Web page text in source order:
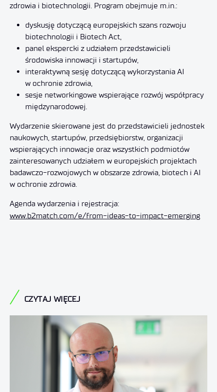
zdrowia i biotechnologii. Program obejmuje m.in.:
dyskusję dotyczącą europejskich szans rozwoju
biotechnologii i Biotech Act,
panel ekspercki z udziałem przedstawicieli
środowiska innowacji i startupów,
interaktywną sesję dotyczącą wykorzystania AI
w ochronie zdrowia,
sesje networkingowe wspierające rozwój współpracy
międzynarodowej.
Wydarzenie skierowane jest do przedstawicieli jednostek
naukowych, startupów, przedsiębiorstw, organizacji
wspierających innowacje oraz wszystkich podmiotów
zainteresowanych udziałem w europejskich projektach
badawczo-rozwojowych w obszarze zdrowia, biotech i AI
w ochronie zdrowia.
Agenda wydarzenia i rejestracja:
www.b2match.com/e/from-ideas-to-impact-emerging
CZYTAJ WIĘCEJ